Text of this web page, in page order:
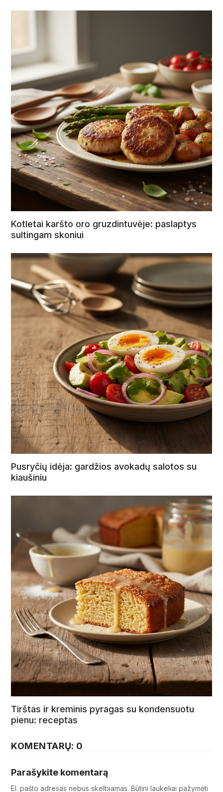
Kotletai karšto oro gruzdintuvėje: paslaptys
sultingam skoniui
Pusryčių idėja: gardžios avokadų salotos su
kiaušiniu
Tirštas ir kreminis pyragas su kondensuotu
pienu: receptas
KOMENTARŲ: 0
Parašykite komentarą
El. pašto adresas nebus skelbiamas. Būtini laukeliai pažymėti